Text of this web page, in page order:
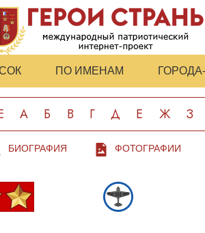
ПО ИМЕНАМ
А Б В Г Д Е Ж З
БИОГРАФИЯ ФОТОГРАФИИ